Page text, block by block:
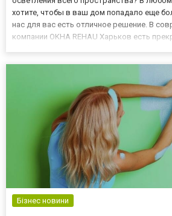
хотите, чтобы в ваш дом попадало еще
нас для вас есть отличное решение. В
компании OKНA REHAU Харьков есть
Бізнес новини